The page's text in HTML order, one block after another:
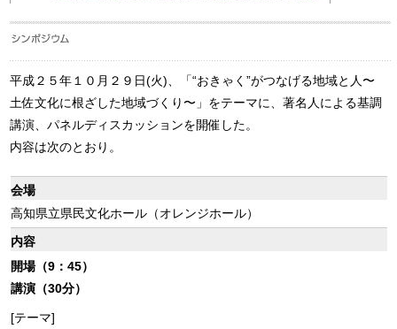
平成２５年１０月２９日(火)、「“おきゃく”がつなげる地域と人〜
土佐文化に根ざした地域づくり〜」をテーマに、著名人による基調
講演、パネルディスカッションを開催した。
内容は次のとおり。
会場
高知県立県民文化ホール（オレンジホール）
内容
開場（9：45）
講演（30分）
[テーマ]